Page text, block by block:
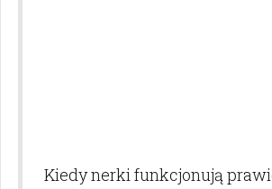
Kiedy nerki funkcjonują